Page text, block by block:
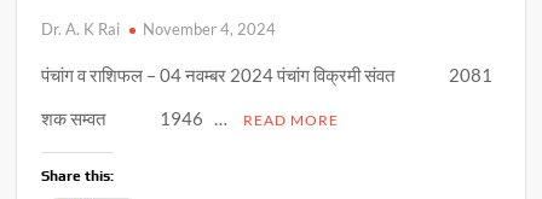
Dr. A. K Rai November 4, 2024
पंचांग व राशिफल – 04 नवम्बर 2024 पंचांग विक्रमी संवत 2081
शक सम्वत 1946 …
READ MORE
Share this: